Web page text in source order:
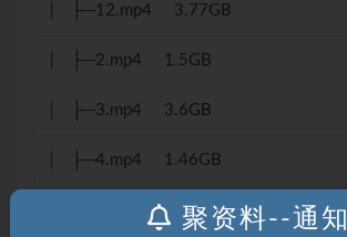
│ ├─12.mp4 3.77GB
│ ├─2.mp4 1.5GB
│ ├─3.mp4 3.6GB
│ ├─4.mp4 1.46GB
│ ├─5.mp4 1.02GB聚资料--通知